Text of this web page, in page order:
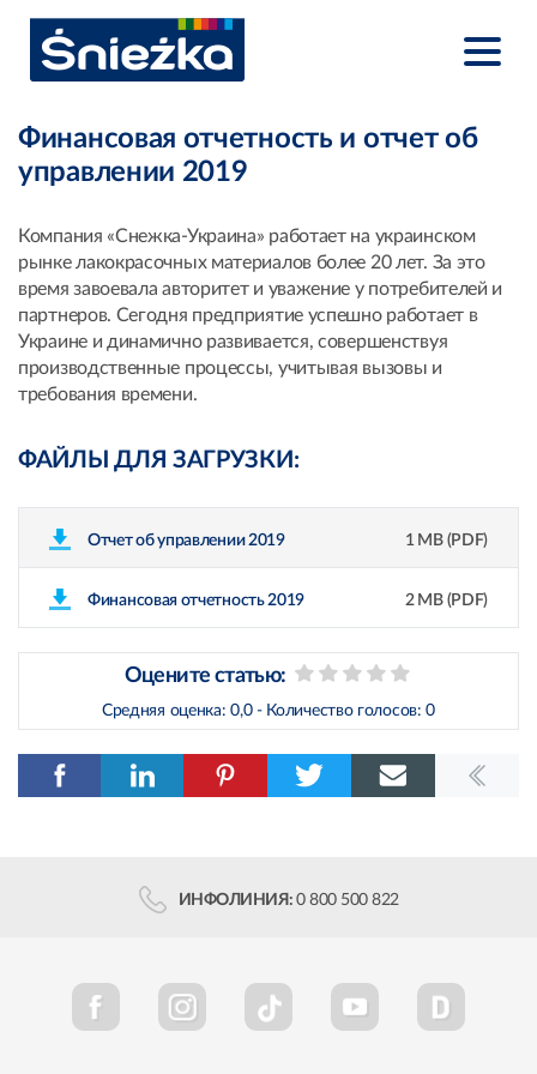
Финансовая отчетность и отчет об
управлении 2019
Компания «Снежка-Украина» работает на украинском
рынке лакокрасочных материалов более 20 лет. За это
время завоевала авторитет и уважение у потребителей и
партнеров. Сегодня предприятие успешно работает в
Украине и динамично развивается, совершенствуя
производственные процессы, учитывая вызовы и
требования времени.
ФАЙЛЫ ДЛЯ ЗАГРУЗКИ:
Отчет об управлении 2019 1 MB (PDF)
Финансовая отчетность 2019 2 MB (PDF)
Оцените статью:
Средняя оценка:0,0- Количество голосов:0
ИНФОЛИНИЯ: 0 800 500 822